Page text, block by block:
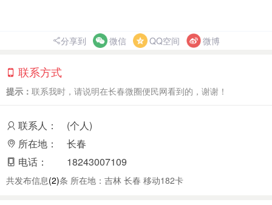
分享到 微信 QQ空间 微博
联系方式
提示： 联系我时，请说明在长春微圈便民网看到的，谢谢！
联系人：
(个人)
所在地：
长春
电话：
18243007109
共发布信息(2)条 所在地：吉林 长春 移动182卡